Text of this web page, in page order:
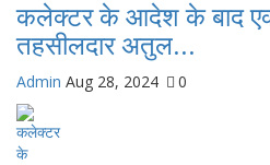
कलेक्टर के आदेश के बाद
तहसीलदार अतुल...
Admin Aug 28, 2024 0